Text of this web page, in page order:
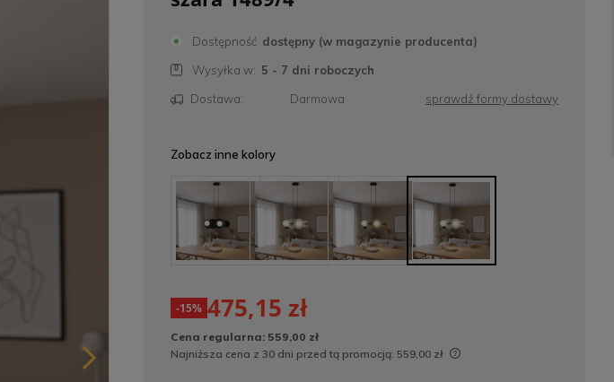
Dostępność dostępny (w magazynie producenta)
Wysyłka w: 5 - 7 dni roboczych
Dostawa:
Darmowa sprawdź formy dostawy
Zobacz inne kolory
-15% 475,15 zł
Cena regularna: 559,00 zł
Najniższa cena z 30 dni przed tą promocją: 559,00 zł